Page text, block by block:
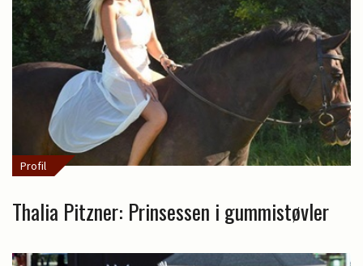
Profil
Thalia Pitzner: Prinsessen i gummistøvler